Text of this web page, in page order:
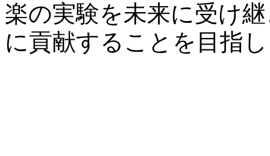
楽の実験を未来に受け
に貢献することを目指